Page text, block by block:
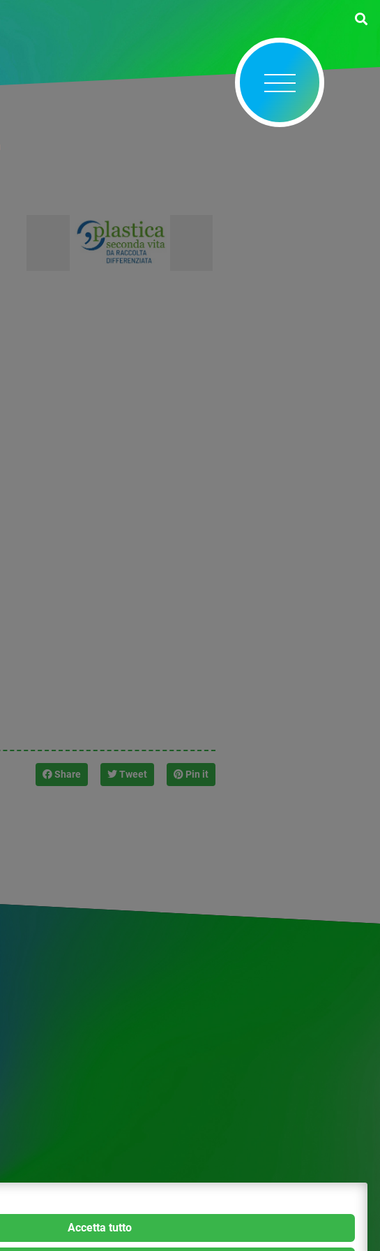
Share Tweet Pin it
Accetta tutto